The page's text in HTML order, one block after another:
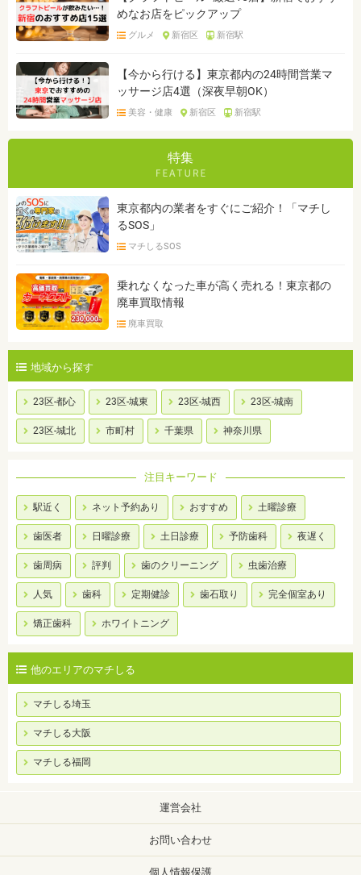
めなお店をピックアップ
グルメ 新宿区 新宿駅
【今から行ける】東京都内の24時間営業マ
ッサージ店4選（深夜早朝OK）
美容・健康 新宿区 新宿駅
特集
東京都内の業者をすぐにご紹介！「マチし
るSOS」
マチしるSOS
乗れなくなった車が高く売れる！東京都の
廃車買取情報
廃車買取
地域から探す
23区-都心 23区-城東 23区-城西 23区-城南
23区-城北 市町村 千葉県 神奈川県
注目キーワード
駅近く ネット予約あり おすすめ 土曜診療
歯医者 日曜診療 土日診療 予防歯科 夜遅く
歯周病 評判 歯のクリーニング 虫歯治療
人気 歯科 定期健診 歯石取り 完全個室あり
矯正歯科 ホワイトニング
他のエリアのマチしる
マチしる埼玉
マチしる大阪
マチしる福岡
運営会社
お問い合わせ
個人情報保護